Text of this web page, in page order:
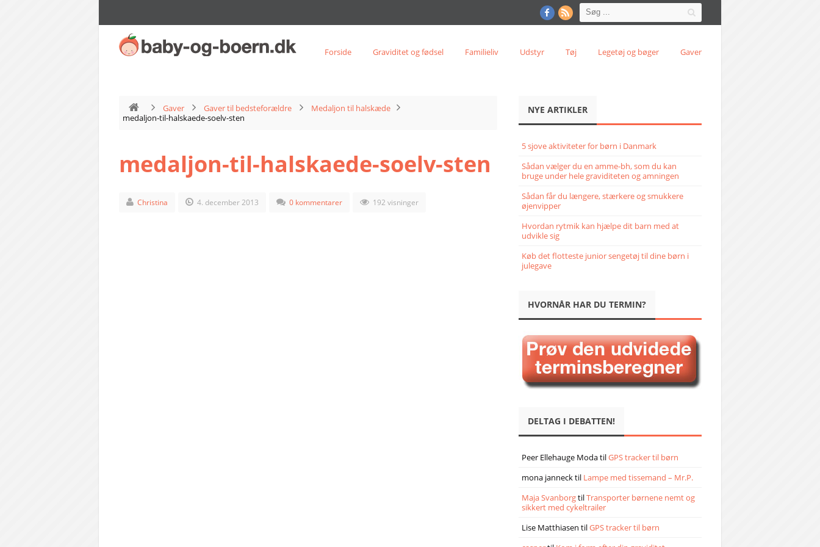
Forside Graviditet og fødsel Familieliv Udstyr Tøj Legetøj og bøger Gaver
Gaver Gaver til bedsteforældre
Medaljon til halskæde
medaljon-til-halskaede-soelv-sten
medaljon-til-halskaede-soelv-sten
Christina 4. december 2013 0 kommentarer 192 visninger
NYE ARTIKLER
5 sjove aktiviteter for børn i Danmark
Sådan vælger du en amme-bh, som du kan
bruge under hele graviditeten og amningen
Sådan får du længere, stærkere og smukkere
øjenvipper
Hvordan rytmik kan hjælpe dit barn med at
udvikle sig
Køb det flotteste junior sengetøj til dine børn i
julegave
HVORNÅR HAR DU TERMIN?
DELTAG I DEBATTEN!
Peer Ellehauge ModatilGPS tracker til børn
mona jannecktil Lampe med tissemand – Mr.P.
Maja SvanborgtilTransporter børnene nemt og
sikkert med cykeltrailer
Lise Matthiasen tilGPS tracker til børn